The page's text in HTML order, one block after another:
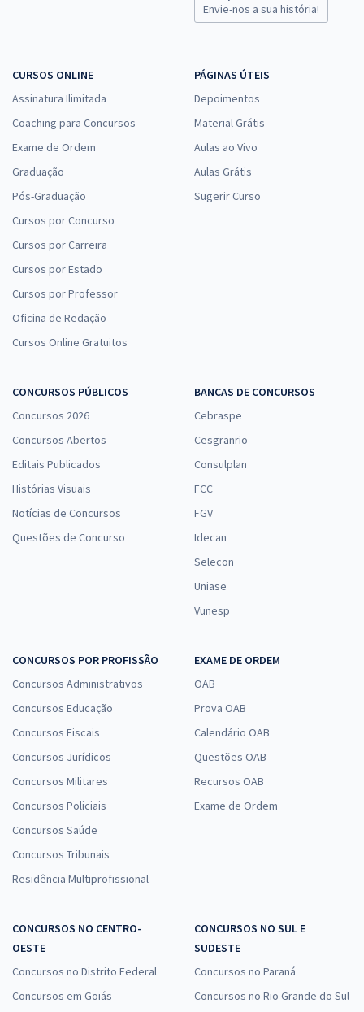
Envie-nos a sua história!
CURSOS ONLINE
Assinatura Ilimitada
Coaching para Concursos
Exame de Ordem
Graduação
Pós-Graduação
Cursos por Concurso
Cursos por Carreira
Cursos por Estado
Cursos por Professor
Oficina de Redação
Cursos Online Gratuitos
PÁGINAS ÚTEIS
Depoimentos
Material Grátis
Aulas ao Vivo
Aulas Grátis
Sugerir Curso
CONCURSOS PÚBLICOS
Concursos 2026
Concursos Abertos
Editais Publicados
Histórias Visuais
Notícias de Concursos
Questões de Concurso
BANCAS DE CONCURSOS
Cebraspe
Cesgranrio
Consulplan
FCC
FGV
Idecan
Selecon
Uniase
Vunesp
CONCURSOS POR PROFISSÃO
Concursos Administrativos
Concursos Educação
Concursos Fiscais
Concursos Jurídicos
Concursos Militares
Concursos Policiais
Concursos Saúde
Concursos Tribunais
Residência Multiprofissional
EXAME DE ORDEM
OAB
Prova OAB
Calendário OAB
Questões OAB
Recursos OAB
Exame de Ordem
CONCURSOS NO CENTRO-
OESTE
Concursos no Distrito Federal
Concursos em Goiás
CONCURSOS NO SUL E
SUDESTE
Concursos no Paraná
Concursos no Rio Grande do Sul